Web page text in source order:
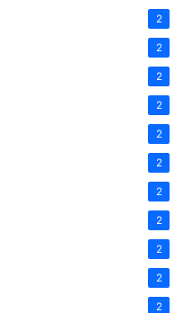
2
2
2
2
2
2
2
2
2
2
2